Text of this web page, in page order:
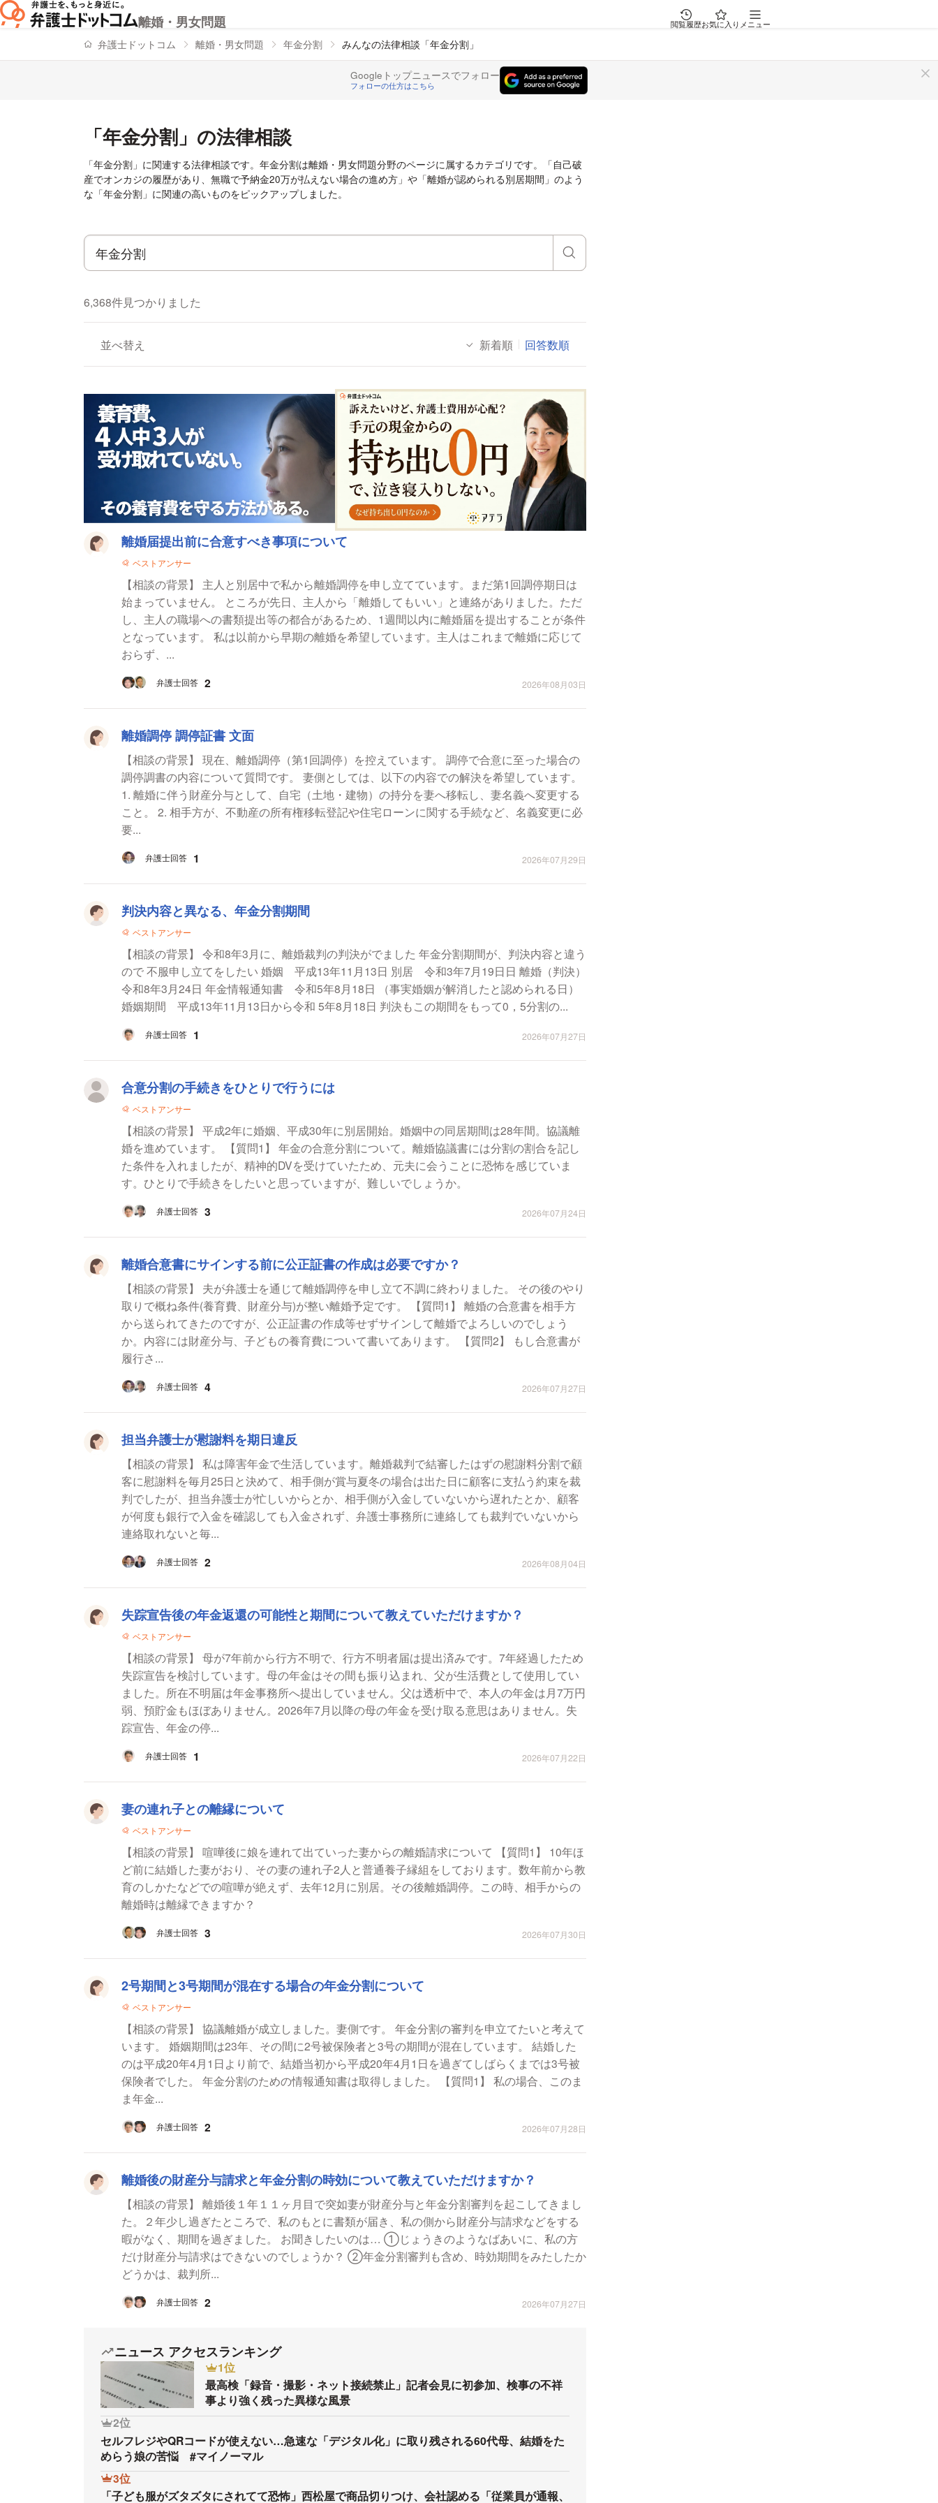
離婚・男女問題 閲覧履歴お気に入り メニュー
弁護士ドットコム 離婚・男女問題 年金分割 みんなの法律相談「年金分割」
Googleトップニュースでフォロー
フォローの仕方はこちら
「年金分割」の法律相談
「年金分割」に関連する法律相談です。年金分割は離婚・男女問題分野のページに属するカテゴリです。「自己破
産でオンカジの履歴があり、無職で予納金20万が払えない場合の進め方」や「離婚が認められる別居期間」のよう
な「年金分割」に関連の高いものをピックアップしました。
6,368件見つかりました
並べ替え 新着順 回答数順
法律相談一覧
離婚届提出前に合意すべき事項について
ベストアンサー
【相談の背景】 主人と別居中で私から離婚調停を申し立てています。まだ第1回調停期日は
始まっていません。 ところが先日、主人から「離婚してもいい」と連絡がありました。ただ
し、主人の職場への書類提出等の都合があるため、1週間以内に離婚届を提出することが条件
となっています。 私は以前から早期の離婚を希望しています。主人はこれまで離婚に応じて
おらず、...
弁護士回答 2 2026年08月03日
離婚調停 調停証書 文面
【相談の背景】 現在、離婚調停（第1回調停）を控えています。 調停で合意に至った場合の
調停調書の内容について質問です。 妻側としては、以下の内容での解決を希望しています。
1. 離婚に伴う財産分与として、自宅（土地・建物）の持分を妻へ移転し、妻名義へ変更する
こと。 2. 相手方が、不動産の所有権移転登記や住宅ローンに関する手続など、名義変更に必
要...
弁護士回答 1 2026年07月29日
判決内容と異なる、年金分割期間
ベストアンサー
【相談の背景】 令和8年3月に、離婚裁判の判決がでました 年金分割期間が、判決内容と違う
ので 不服申し立てをしたい 婚姻 平成13年11月13日 別居 令和3年7月19日日 離婚（判決）
令和8年3月24日 年金情報通知書 令和5年8月18日 （事実婚姻が解消したと認められる日）
婚姻期間 平成13年11月13日から令和 5年8月18日 判決もこの期間をもって0，5分割の...
弁護士回答 1 2026年07月27日
合意分割の手続きをひとりで行うには
ベストアンサー
【相談の背景】 平成2年に婚姻、平成30年に別居開始。婚姻中の同居期間は28年間。協議離
婚を進めています。 【質問1】 年金の合意分割について。離婚協議書には分割の割合を記し
た条件を入れましたが、精神的DVを受けていたため、元夫に会うことに恐怖を感じていま
す。ひとりで手続きをしたいと思っていますが、難しいでしょうか。
弁護士回答 3 2026年07月24日
離婚合意書にサインする前に公正証書の作成は必要ですか？
【相談の背景】 夫が弁護士を通じて離婚調停を申し立て不調に終わりました。 その後のやり
取りで概ね条件(養育費、財産分与)が整い離婚予定です。 【質問1】 離婚の合意書を相手方
から送られてきたのですが、公正証書の作成等せずサインして離婚でよろしいのでしょう
か。内容には財産分与、子どもの養育費について書いてあります。 【質問2】 もし合意書が
履行さ...
弁護士回答 4 2026年07月27日
担当弁護士が慰謝料を期日違反
【相談の背景】 私は障害年金で生活しています。離婚裁判で結審したはずの慰謝料分割で顧
客に慰謝料を毎月25日と決めて、相手側が賞与夏冬の場合は出た日に顧客に支払う約束を裁
判でしたが、担当弁護士が忙しいからとか、相手側が入金していないから遅れたとか、顧客
が何度も銀行で入金を確認しても入金されず、弁護士事務所に連絡しても裁判でいないから
連絡取れないと毎...
弁護士回答 2 2026年08月04日
失踪宣告後の年金返還の可能性と期間について教えていただけますか？
ベストアンサー
【相談の背景】 母が7年前から行方不明で、行方不明者届は提出済みです。7年経過したため
失踪宣告を検討しています。母の年金はその間も振り込まれ、父が生活費として使用してい
ました。所在不明届は年金事務所へ提出していません。父は透析中で、本人の年金は月7万円
弱、預貯金もほぼありません。2026年7月以降の母の年金を受け取る意思はありません。失
踪宣告、年金の停...
弁護士回答 1 2026年07月22日
妻の連れ子との離縁について
ベストアンサー
【相談の背景】 喧嘩後に娘を連れて出ていった妻からの離婚請求について 【質問1】 10年ほ
ど前に結婚した妻がおり、その妻の連れ子2人と普通養子縁組をしております。数年前から教
育のしかたなどでの喧嘩が絶えず、去年12月に別居。その後離婚調停。この時、相手からの
離婚時は離縁できますか？
弁護士回答 3 2026年07月30日
2号期間と3号期間が混在する場合の年金分割について
ベストアンサー
【相談の背景】 協議離婚が成立しました。妻側です。 年金分割の審判を申立てたいと考えて
います。 婚姻期間は23年、その間に2号被保険者と3号の期間が混在しています。 結婚した
のは平成20年4月1日より前で、結婚当初から平成20年4月1日を過ぎてしばらくまでは3号被
保険者でした。 年金分割のための情報通知書は取得しました。 【質問1】 私の場合、このま
ま年金...
弁護士回答 2 2026年07月28日
離婚後の財産分与請求と年金分割の時効について教えていただけますか？
【相談の背景】 離婚後１年１１ヶ月目で突如妻が財産分与と年金分割審判を起こしてきまし
た。２年少し過ぎたところで、私のもとに書類が届き、私の側から財産分与請求などをする
暇がなく、期間を過ぎました。 お聞きしたいのは… ①じょうきのようなばあいに、私の方
だけ財産分与請求はできないのでしょうか？ ②年金分割審判も含め、時効期間をみたしたか
どうかは、裁判所...
弁護士回答 2 2026年07月27日
ニュース アクセスランキング
1位
最高検「録音・撮影・ネット接続禁止」記者会見に初参加、検事の不祥
事より強く残った異様な風景
2位
セルフレジやQRコードが使えない…急速な「デジタル化」に取り残される60代母、結婚をた
めらう娘の苦悩 #マイノーマル
3位
「子ども服がズタズタにされてて恐怖」西松屋で商品切りつけ、会社認める「従業員が通報、